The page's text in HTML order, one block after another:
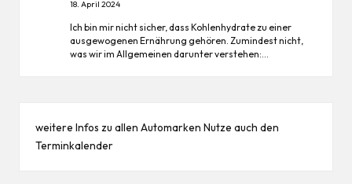
18. April 2024
Ich bin mir nicht sicher, dass Kohlenhydrate zu einer
ausgewogenen Ernährung gehören. Zumindest nicht,
was wir im Allgemeinen darunter verstehen:…
weitere Infos zu allen Automarken Nutze auch den
Terminkalender